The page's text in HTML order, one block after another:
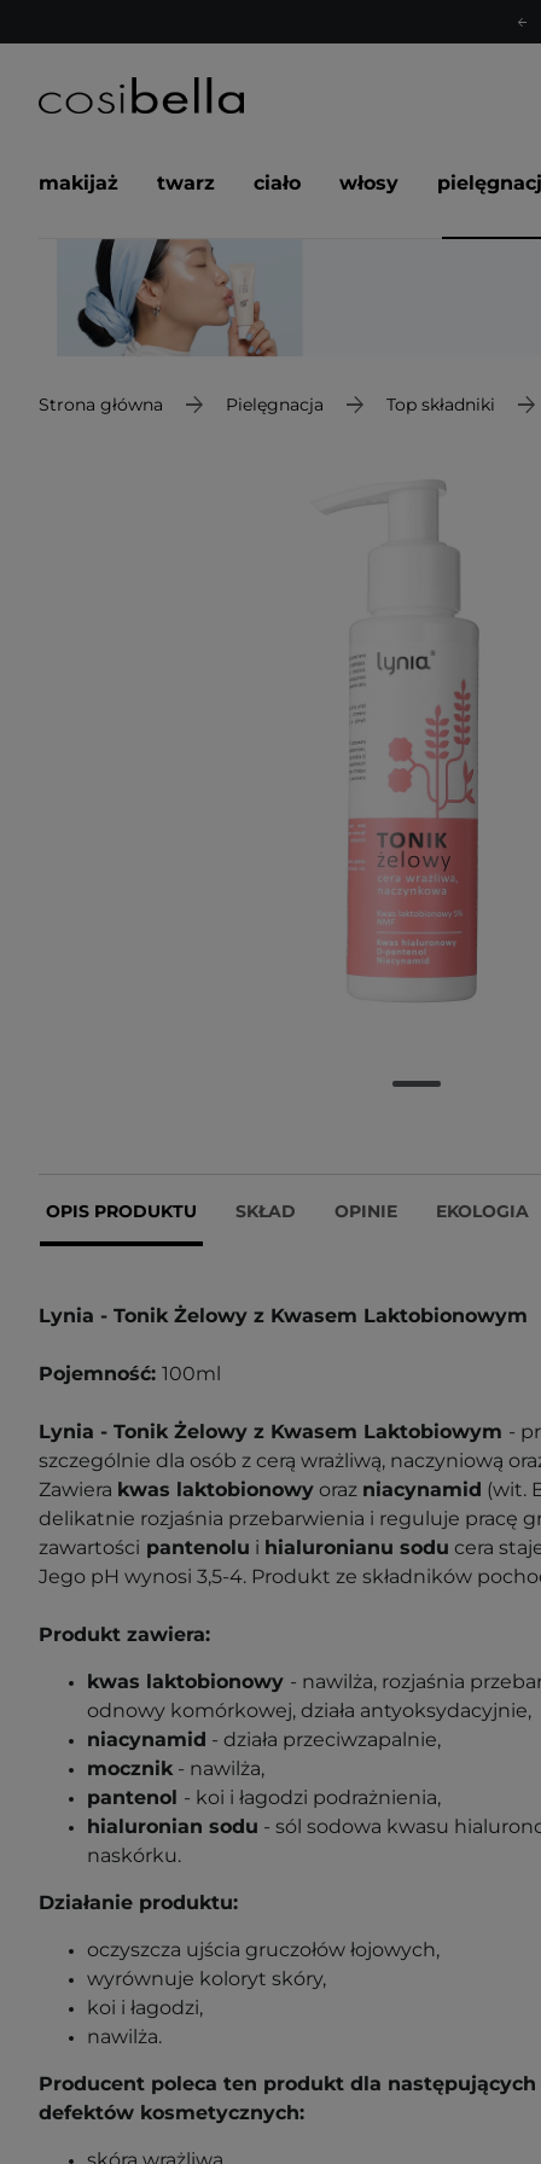
makijaż twarz ciało włosy
Strona główna Pielęgnacja Top składniki
OPIS PRODUKTU SKŁAD OPINIE EKOLOGIA
Lynia - Tonik Żelowy z Kwasem Laktobionowym
Pojemność: 100ml
Lynia - Tonik Żelowy z Kwasem Laktobiowym -
szczególnie dla osób z cerą wrażliwą, naczyniową
Zawiera kwas laktobionowy oraz niacynamid (wit.
delikatnie rozjaśnia przebarwienia i reguluje pracę
zawartości pantenolu i hialuronianu sodu cera
Jego pH wynosi 3,5-4. Produkt ze składników
Produkt zawiera:
kwas laktobionowy - nawilża, rozjaśnia
odnowy komórkowej, działa antyoksydacyjnie,
niacynamid - działa przeciwzapalnie,
mocznik - nawilża,
pantenol - koi i łagodzi podrażnienia,
hialuronian sodu - sól sodowa kwasu
naskórku.
Działanie produktu:
oczyszcza ujścia gruczołów łojowych,
wyrównuje koloryt skóry,
koi i łagodzi,
nawilża.
Producent poleca ten produkt dla
defektów kosmetycznych:
skóra wrażliwa,